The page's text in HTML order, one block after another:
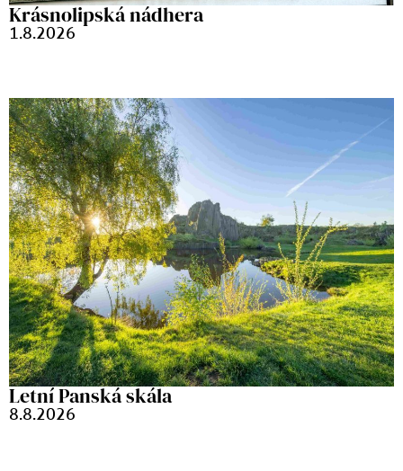
Krásnolipská nádhera
1.8.2026
Letní Panská skála
8.8.2026